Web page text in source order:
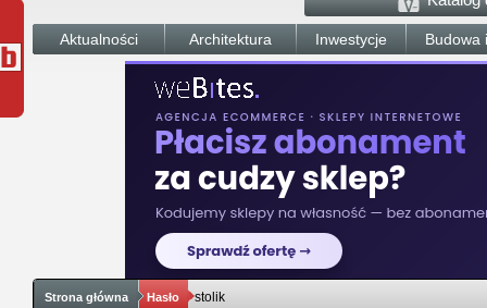
Aktualności Architektura Inwestycje Budowa
Strona główna Hasło stolik